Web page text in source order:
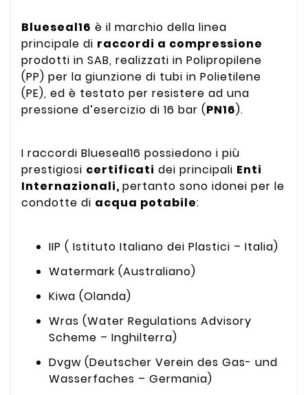
Blueseal16 è il marchio della linea
principale di raccordi a compressione
prodotti in SAB, realizzati in Polipropilene
(PP) per la giunzione di tubi in Polietilene
(PE), ed è testato per resistere ad una
pressione d’esercizio di 16 bar (PN16).
I raccordi Blueseal16 possiedono i più
prestigiosi certificati dei principali Enti
Internazionali, pertanto sono idonei per le
condotte di acqua potabile:
IIP ( Istituto Italiano dei Plastici – Italia)
Watermark (Australiano)
Kiwa (Olanda)
Wras (Water Regulations Advisory
Scheme – Inghilterra)
Dvgw (Deutscher Verein des Gas- und
Wasserfaches – Germania)